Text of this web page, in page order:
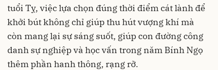
tuổi Tỵ, việc lựa chọn đúng thời điểm cát lành để
khởi bút không chỉ giúp thu hút vượng khí mà
còn mang lại sự sáng suốt, giúp con đường công
danh sự nghiệp và học vấn trong năm Bính Ngọ
thêm phần hanh thông, rạng rỡ.